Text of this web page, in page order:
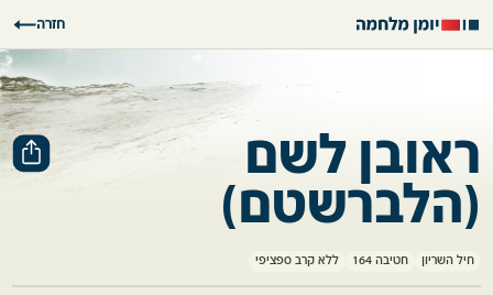
חזרה
ראובן לשם
(הלברשטם)
חיל השריון חטיבה 164 ללא קרב ספציפי